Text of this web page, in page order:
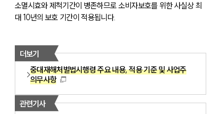
소멸시효와 제척기간이 병존하므로 소비자보호를 위한 사실상 최
대 10년의 보호 기간이 적용됩니다.
더보기
중대재해처벌법시행령 주요 내용, 적용 기준 및 사업주
의무사항
관련기사